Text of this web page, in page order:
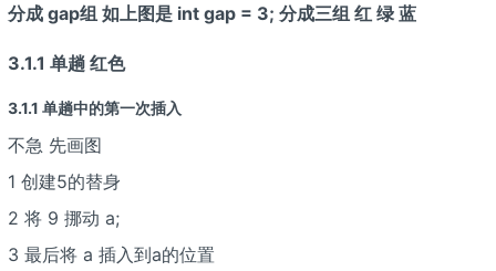
分成 gap组 如上图是 int gap = 3; 分成三组 红 绿 蓝
3.1.1 单趟 红色
3.1.1 单趟中的第一次插入
不急 先画图
1 创建5的替身
2 将 9 挪动 a;
3 最后将 a 插入到a的位置